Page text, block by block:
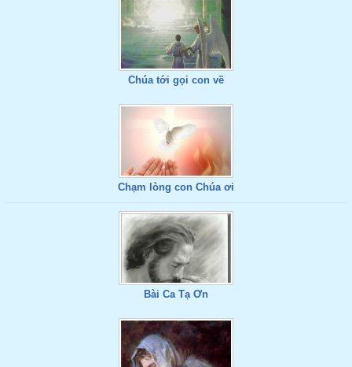
Chúa tới gọi con về
Chạm lòng con Chúa ơi
Bài Ca Tạ Ơn